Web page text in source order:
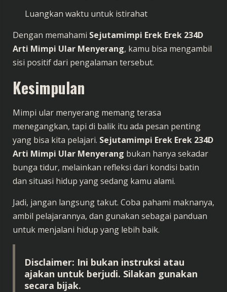
Luangkan waktu untuk istirahat
Dengan memahami Sejutamimpi Erek Erek 234D
Arti Mimpi Ular Menyerang, kamu bisa mengambil
sisi positif dari pengalaman tersebut.
Kesimpulan
Mimpi ular menyerang memang terasa
menegangkan, tapi di balik itu ada pesan penting
yang bisa kita pelajari. Sejutamimpi Erek Erek 234D
Arti Mimpi Ular Menyerang bukan hanya sekadar
bunga tidur, melainkan refleksi dari kondisi batin
dan situasi hidup yang sedang kamu alami.
Jadi, jangan langsung takut. Coba pahami maknanya,
ambil pelajarannya, dan gunakan sebagai panduan
untuk menjalani hidup yang lebih baik.
Disclaimer: Ini bukan instruksi atau
ajakan untuk berjudi. Silakan gunakan
secara bijak.